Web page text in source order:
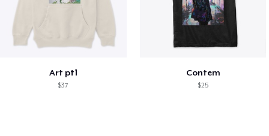
Art pt1
$37
Contem
$25